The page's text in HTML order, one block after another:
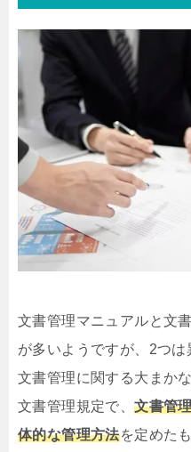
文書管理マニュアルと文
が多いようですが、2つは
文書管理に関する大まか
文書管理規定で、文書管
体的な管理方法を定めた